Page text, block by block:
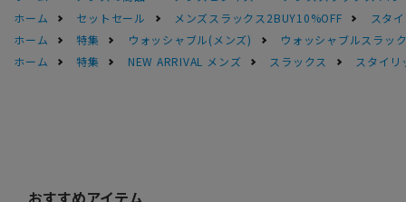
ホーム
セットセール メンズスラックス2BUY10%OFF
スタ
ホーム
特集 ウォッシャブル(メンズ)
ウォッシャブルスラッ
ホーム
特集 NEW ARRIVAL メンズ スラックス スタイ